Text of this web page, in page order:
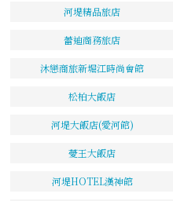
河堤精品旅店
蕾迪商務旅店
沐戀商旅新堀江時尚會館
松柏大飯店
河堤大飯店(愛河館)
薆王大飯店
河堤HOTEL漢神館